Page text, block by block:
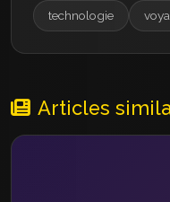
technologie
Articles